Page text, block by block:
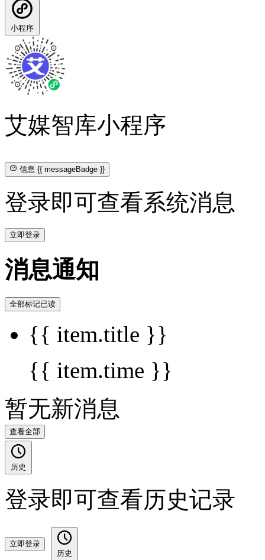
小程序
艾媒智库小程序
信息{{ messageBadge }}
登录即可查看系统消息
立即登录
消息通知
全部标记已读
{{ item.title }}
{{ item.time }}
暂无新消息
查看全部
历史
登录即可查看历史记录
立即登录
历史